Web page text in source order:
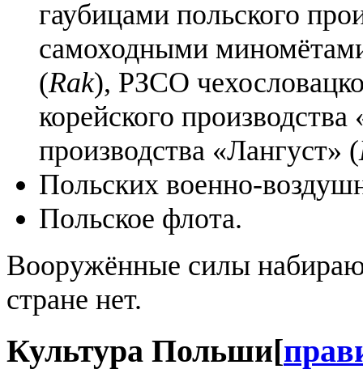
гаубицами польского
самоходными
(Rak), РЗСО
корейского
производства «Лангуст» (
Польских военно-
Польское флота.
Вооружённые силы
стране нет.
Культура Польши[